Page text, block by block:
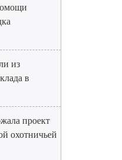
из
в
проект
охотничьей